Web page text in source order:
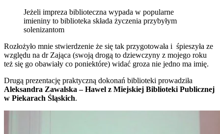
Jeżeli impreza biblioteczna wypada w popularne
imieniny to biblioteka składa życzenia przybyłym
solenizantom
Rozłożyło mnie stwierdzenie że się tak przygotowała i śpieszyła ze
względu na dr Zająca (swoją drogą to dziewczyny z mojego roku
też się go obawiały co poniektóre) widać groza nie jedno ma imię.
Drugą prezentację praktyczną dokonań biblioteki prowadziła
Aleksandra Zawalska – Hawel z Miejskiej Biblioteki Publicznej
w Piekarach Śląskich.